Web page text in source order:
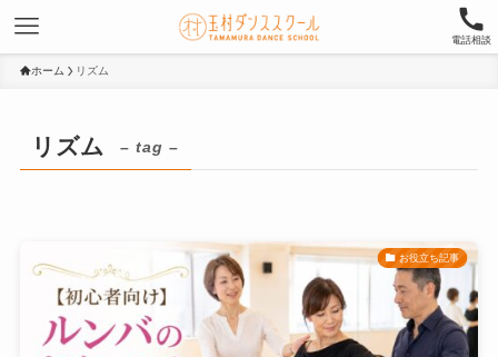
電話相談
ホーム リズム
リズム – tag –
お役立ち記事